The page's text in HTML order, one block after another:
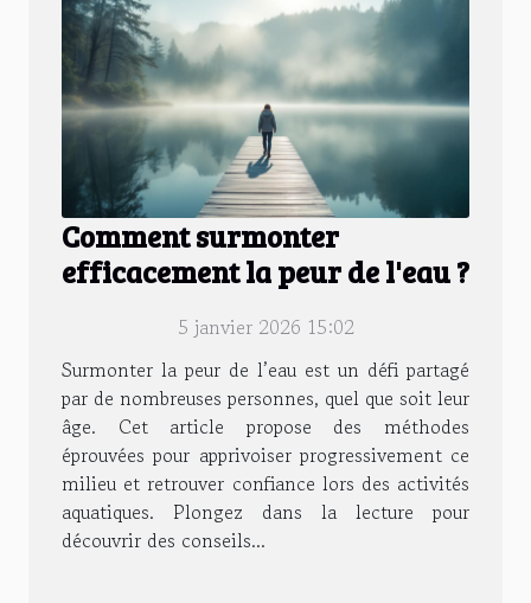
Comment surmonter
efficacement la peur de l'eau ?
5 janvier 2026 15:02
Surmonter la peur de l’eau est un défi partagé
par de nombreuses personnes, quel que soit leur
âge. Cet article propose des méthodes
éprouvées pour apprivoiser progressivement ce
milieu et retrouver confiance lors des activités
aquatiques. Plongez dans la lecture pour
découvrir des conseils...